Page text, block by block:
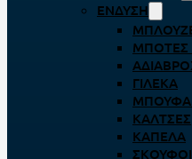
ΈΝΔΥΣΗ
ΜΠΌΤΕΣ
ΓΙΛΈΚΑ
ΚΆΛΤΣΕΣ
ΚΑΠΈΛΑ
ΣΚΟΎΦΟΙ